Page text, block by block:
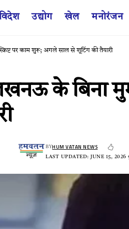
उद्योग खेल मनोरंजन
पर काम शुरू; अगले साल से शूटिंग की तैयारी
के बिना
LAST UPDATED: JUNE 15, 2026
BYHUM VATAN NEWS